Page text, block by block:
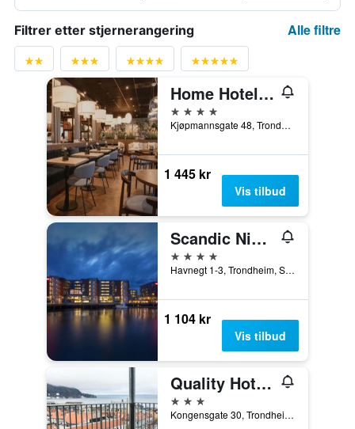
Filtrer etter stjernerangering Alle filtre
Home Hotel Grand Olav
4 stjerner
Kjøpmannsgate 48, Trondheim, Sør-Trøndelag, Norge
1 445 kr
Vis tilbud
Scandic Nidelven
4 stjerner
Havnegt 1-3, Trondheim, Sør-Trøndelag, Norge
1 104 kr
Vis tilbud
Quality Hotel Prinsen
3 stjerner
Kongensgate 30, Trondheim, Sør-Trøndelag, Norge